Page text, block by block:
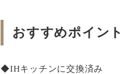
おすすめポイント
◆IHキッチンに交換済み